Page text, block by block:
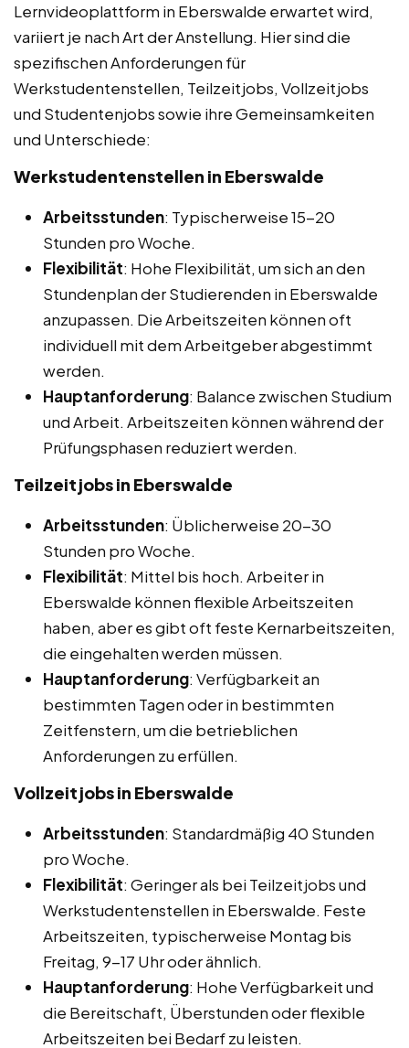
Lernvideoplattform in Eberswalde erwartet wird,
variiert je nach Art der Anstellung. Hier sind die
spezifischen Anforderungen für
Werkstudentenstellen, Teilzeitjobs, Vollzeitjobs
und Studentenjobs sowie ihre Gemeinsamkeiten
und Unterschiede:
Werkstudentenstellen in Eberswalde
Arbeitsstunden: Typischerweise 15-20
Stunden pro Woche.
Flexibilität: Hohe Flexibilität, um sich an den
Stundenplan der Studierenden in Eberswalde
anzupassen. Die Arbeitszeiten können oft
individuell mit dem Arbeitgeber abgestimmt
werden.
Hauptanforderung: Balance zwischen Studium
und Arbeit. Arbeitszeiten können während der
Prüfungsphasen reduziert werden.
Teilzeitjobs in Eberswalde
Arbeitsstunden: Üblicherweise 20-30
Stunden pro Woche.
Flexibilität: Mittel bis hoch. Arbeiter in
Eberswalde können flexible Arbeitszeiten
haben, aber es gibt oft feste Kernarbeitszeiten,
die eingehalten werden müssen.
Hauptanforderung: Verfügbarkeit an
bestimmten Tagen oder in bestimmten
Zeitfenstern, um die betrieblichen
Anforderungen zu erfüllen.
Vollzeitjobs in Eberswalde
Arbeitsstunden: Standardmäßig 40 Stunden
pro Woche.
Flexibilität: Geringer als bei Teilzeitjobs und
Werkstudentenstellen in Eberswalde. Feste
Arbeitszeiten, typischerweise Montag bis
Freitag, 9-17 Uhr oder ähnlich.
Hauptanforderung: Hohe Verfügbarkeit und
die Bereitschaft, Überstunden oder flexible
Arbeitszeiten bei Bedarf zu leisten.